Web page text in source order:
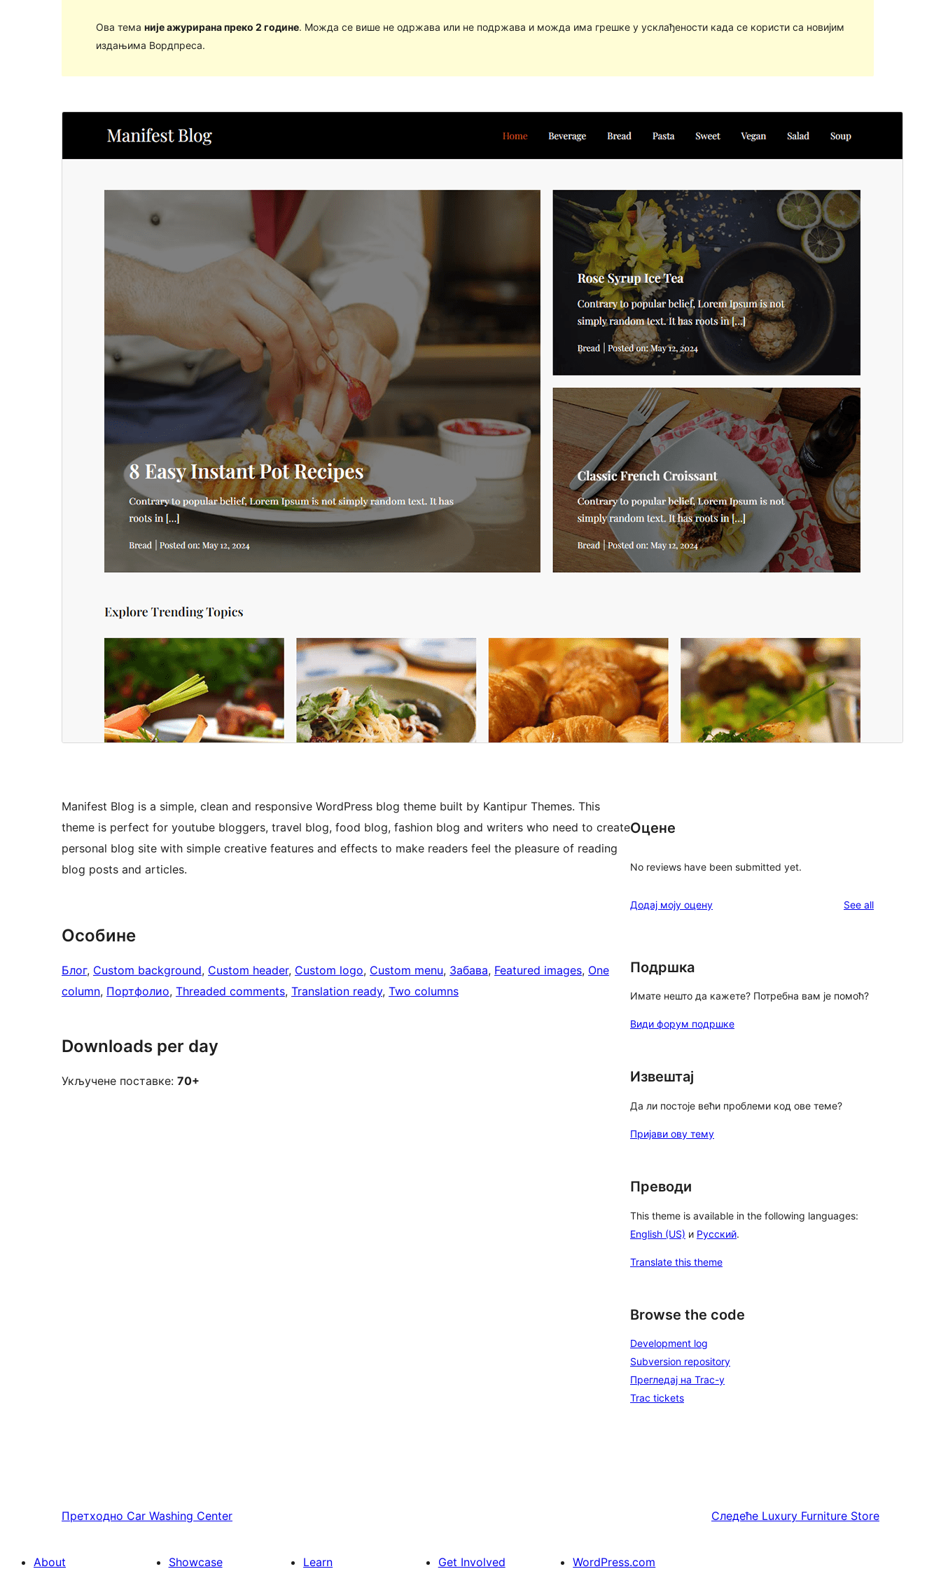
Ова тема није ажурирана преко 2 године. Можда се више не одржава или не подржава и можда има грешке у усклађености када се користи са новијим
издањима Вордпреса.
Ово је тема-дете темеEmerge Blog.
Издање
Last updated
3. јун 2024.
Active installations
WordPress version
PHP version
Theme homepage
Manifest Blog is a simple, clean and responsive WordPress blog theme built by Kantipur Themes. This
theme is perfect for youtube bloggers, travel blog, food blog, fashion blog and writers who need to create
personal blog site with simple creative features and effects to make readers feel the pleasure of reading
blog posts and articles.
Особине
Блог, Custom background, Custom header, Custom logo, Custom menu, Забава, Featured images, One
column, Портфолио, Threaded comments, Translation ready, Two columns
Downloads per day
Укључене поставке: 70+
Оцене
No reviews have been submitted yet.
Додај моју оцену See allreviews
Подршка
Имате нешто да кажете? Потребна вам је помоћ?
Види форум подршке
Извештај
Да ли постоје већи проблеми код ове теме?
Пријави ову тему
Преводи
This theme is available in the following languages:
English (US) и Русский.
Translate this theme
Browse the code
Development log
Subversion repository
Прегледај на Trac-у
Trac tickets
Претходно Car Washing Center Следеће Luxury Furniture Store
About Showcase Learn Get Involved WordPress.com